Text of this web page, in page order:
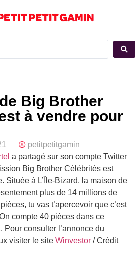
Big Brother
à vendre pour
petitpetitgamin
a partagé sur son compte Twitter
Big Brother Célébrités est
Située à L’Île-Bizard, la maison de
plus de 14 millions de
tu vas t’apercevoir que c’est
compte 40 pièces dans ce
Pour consulter l’annonce du
visiter le site Winvestor / Crédit